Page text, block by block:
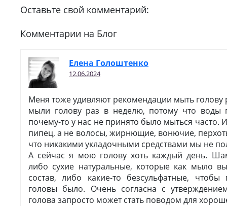
Оставьте свой комментарий:
Комментарии на Блог
Елена Голоштенко
12.06.2024
Меня тоже удивляют рекомендации мыть
мыли голову раз в неделю, потому что воды
почему-то у нас не принято было мыться часто.
пипец, а не волосы, жирнющие, вонючие,
что никакими укладочными средствами мы не
А сейчас я мою голову хоть каждый день.
либо сухие натуральные, которые как мыло
состав, либо какие-то безсульфатные,
головы было. Очень согласна с
голова запросто может стать поводом для